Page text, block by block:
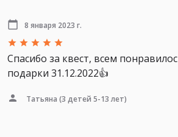
8 января 2023 г.
Спасибо за квест, всем
подарки 31.12.2022👍
Татьяна (3 детей 5-13 лет)